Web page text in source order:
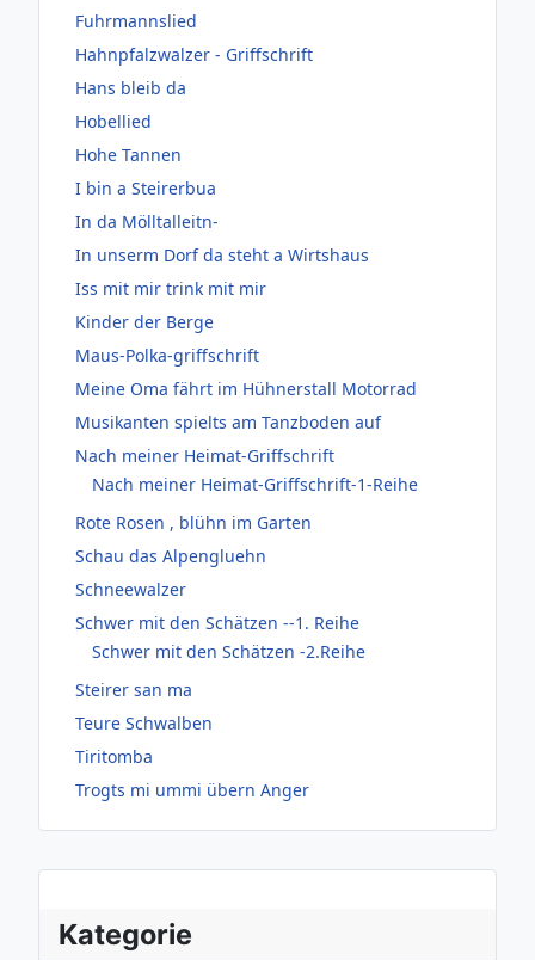
Kategorie
Fuhrmannslied
Hahnpfalzwalzer - Griffschrift
Hans bleib da
Hobellied
Hohe Tannen
I bin a Steirerbua
In da Mölltalleitn-
In unserm Dorf da steht a Wirtshaus
Iss mit mir trink mit mir
Kinder der Berge
Maus-Polka-griffschrift
Meine Oma fährt im Hühnerstall Motorrad
Musikanten spielts am Tanzboden auf
Nach meiner Heimat-Griffschrift
Nach meiner Heimat-Griffschrift-1-Reihe
Rote Rosen , blühn im Garten
Schau das Alpengluehn
Schneewalzer
Schwer mit den Schätzen --1. Reihe
Schwer mit den Schätzen -2.Reihe
Steirer san ma
Teure Schwalben
Tiritomba
Trogts mi ummi übern Anger